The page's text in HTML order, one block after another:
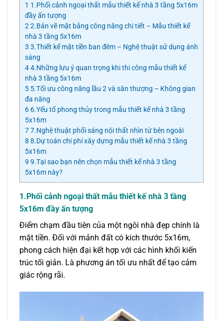
1 1.Phối cảnh ngoại thất mẫu thiết kế nhà 3 tầng 5x16m
đầy ấn tượng
2 2.Bản vẽ mặt bằng công năng chi tiết – Mẫu thiết kế
nhà 3 tầng 5x16m
3 3.Thiết kế mặt tiền ban đêm – Nghệ thuật sử dụng ánh
sáng
44.Những lưu ý quan trọng khi thi công mẫu thiết kế
nhà 3 tầng 5x16m
5 5.Tối ưu công năng lầu 2 và sân thượng – Không gian
đa năng
6 6.Yếu tố phong thủy trong mẫu thiết kế nhà 3 tầng
5x16m
77.Nghệ thuật phối sáng nội thất nhìn từ bên ngoài
8 8.Dự toán chi phí xây dựng mẫu thiết kế nhà 3 tầng
5x16m
9 9.Tại sao bạn nên chọn mẫu thiết kế nhà 3 tầng
5x16m này?
1.Phối cảnh ngoại thất mẫu thiết kế nhà 3 tầng
5x16m đầy ấn tượng
Điểm chạm đầu tiên của một ngôi nhà đẹp chính là
mặt tiền. Đối với mảnh đất có kích thước 5x16m,
phong cách hiện đại kết hợp với các hình khối kiến
trúc tối giản. Là phương án tối ưu nhất để tạo cảm
giác rộng rãi.